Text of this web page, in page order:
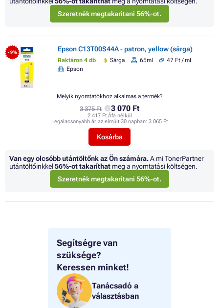
Segítségre van
szüksége?
Keressen minket!
Tanácsadó a
választásban
Szeretnék megtakarítani 56%-ot.
- 9% Epson C13T00S44A - patron, yellow (sárga)
Raktáron 4 db Sárga 65ml
47 Ft / ml
Epson
3 375 Ft 3 070 Ft
2 417 Ft Áfa nélkül
Legalacsonyabb ár az elmúlt 30 napban: 3 065 Ft
Kosárba
Melyik nyomtatókhoz alkalmas a termék?
Van egy olcsóbb utántöltőnk az Ön számára.A mi TonerPartner
utántöltőinkkel56%-ot takaríthat meg a nyomtatási költségen.
Szeretnék megtakarítani 56%-ot.